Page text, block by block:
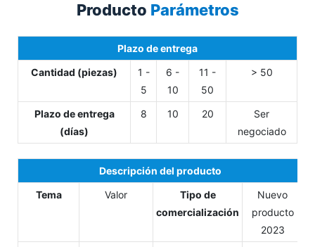
Producto Parámetros
Plazo de entrega
Cantidad (piezas)
1 -
5
6 -
10
11 -
50
> 50
Plazo de entrega
(días)
8 10 20
Ser
negociado
Descripción del producto
Tema
Valor
Tipo de
comercialización
Nuevo
producto
2023